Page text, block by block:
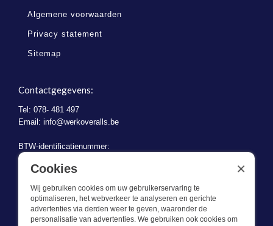
Algemene voorwaarden
Privacy statement
Sitemap
Contactgegevens:
Tel: 078- 481 497
Email: info@werkoveralls.be
BTW-identificatienummer:
BE 0721.730.280
Cookies
Wij gebruiken cookies om uw gebruikerservaring te
optimaliseren, het webverkeer te analyseren en gerichte
advertenties via derden weer te geven, waaronder de
personalisatie van advertenties. We gebruiken ook cookies om
×